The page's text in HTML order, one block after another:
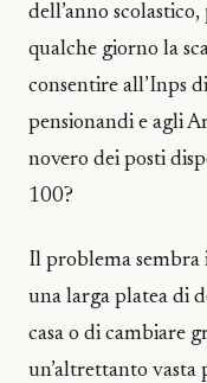
dell’anno
qualche giorno la
consentire all’Inps
pensionandi e agli
novero dei posti
100?
Il problema sembra
una larga platea di
casa o di cambiare
un’altrettanto vasta